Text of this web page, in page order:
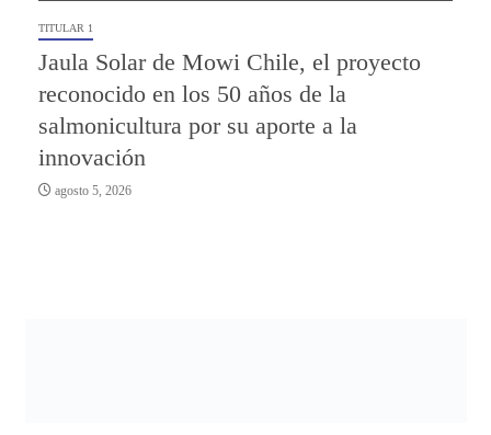
TITULAR 1
Jaula Solar de Mowi Chile, el proyecto
reconocido en los 50 años de la
salmonicultura por su aporte a la
innovación
agosto 5, 2026